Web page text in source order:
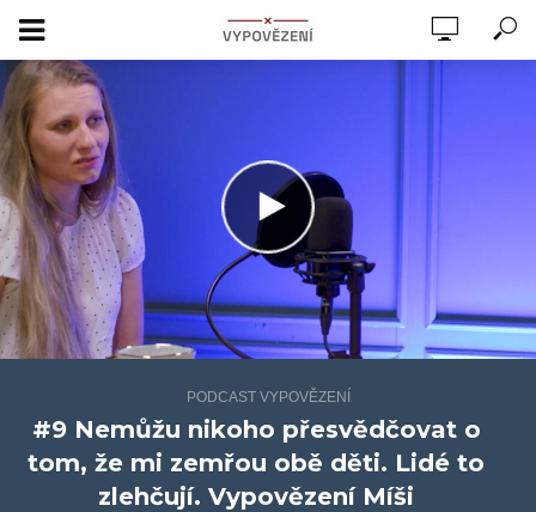
PODCAST VYPOVĚZENÍ
#9 Nemůžu nikoho přesvědčovat o
tom, že mi zemřou obě děti. Lidé to
zlehčují. Vypovězení Míši